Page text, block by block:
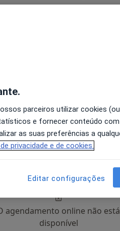
8 Ago 9 Ago
agendamento online não está
disponível
parceiros utilizar cookies
e fornecer conteúdo
as suas preferências a
privacidade e de cookies.
Editar configurações